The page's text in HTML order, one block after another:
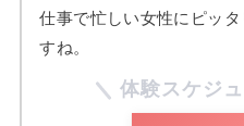
仕事で忙しい女性にピッ
すね。
体験スケジ